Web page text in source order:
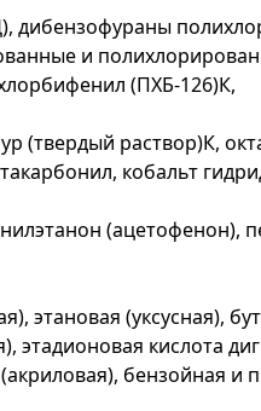
дибензофураны
и
(ПХБ-126)К,
(твердый раствор)К,
кобальт
(ацетофенон),
этановая (уксусная),
этадионовая кислота
бензойная и